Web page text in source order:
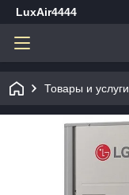
LuxAir4444
Товары и услуги